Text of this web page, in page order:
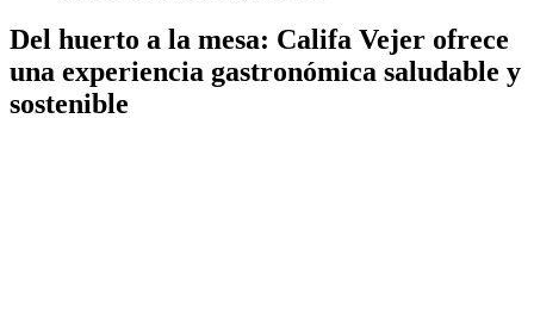
Del huerto a la mesa: Califa Vejer ofrece
una experiencia gastronómica saludable y
sostenible